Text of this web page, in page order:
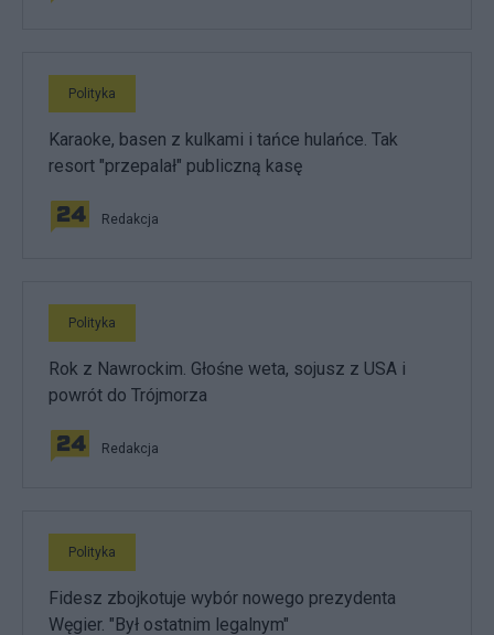
Polityka
Karaoke, basen z kulkami i tańce hulańce. Tak
resort "przepalał" publiczną kasę
Redakcja
Polityka
Rok z Nawrockim. Głośne weta, sojusz z USA i
powrót do Trójmorza
Redakcja
Polityka
Fidesz zbojkotuje wybór nowego prezydenta
Węgier. "Był ostatnim legalnym"